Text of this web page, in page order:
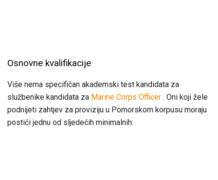
Osnovne kvalifikacije
Više nema specifičan akademski test kandidata za
službenike kandidata za Marine Corps Officer . Oni koji žele
podnijeti zahtjev za proviziju u Pomorskom korpusu moraju
postići jednu od sljedećih minimalnih: